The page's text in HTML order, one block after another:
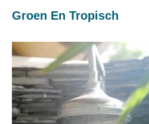
Groen En Tropisch